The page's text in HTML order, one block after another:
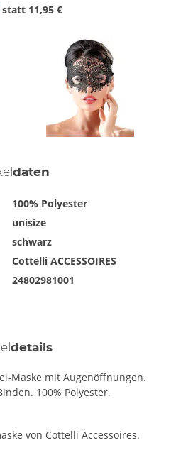
statt 11,95 €
daten
100% Polyester
unisize
schwarz
Cottelli ACCESSOIRES
24802981001
details
Maske mit Augenöffnungen.
100% Polyester.
von Cottelli Accessoires.